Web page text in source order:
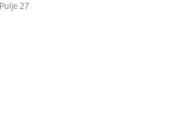
Pulje 27